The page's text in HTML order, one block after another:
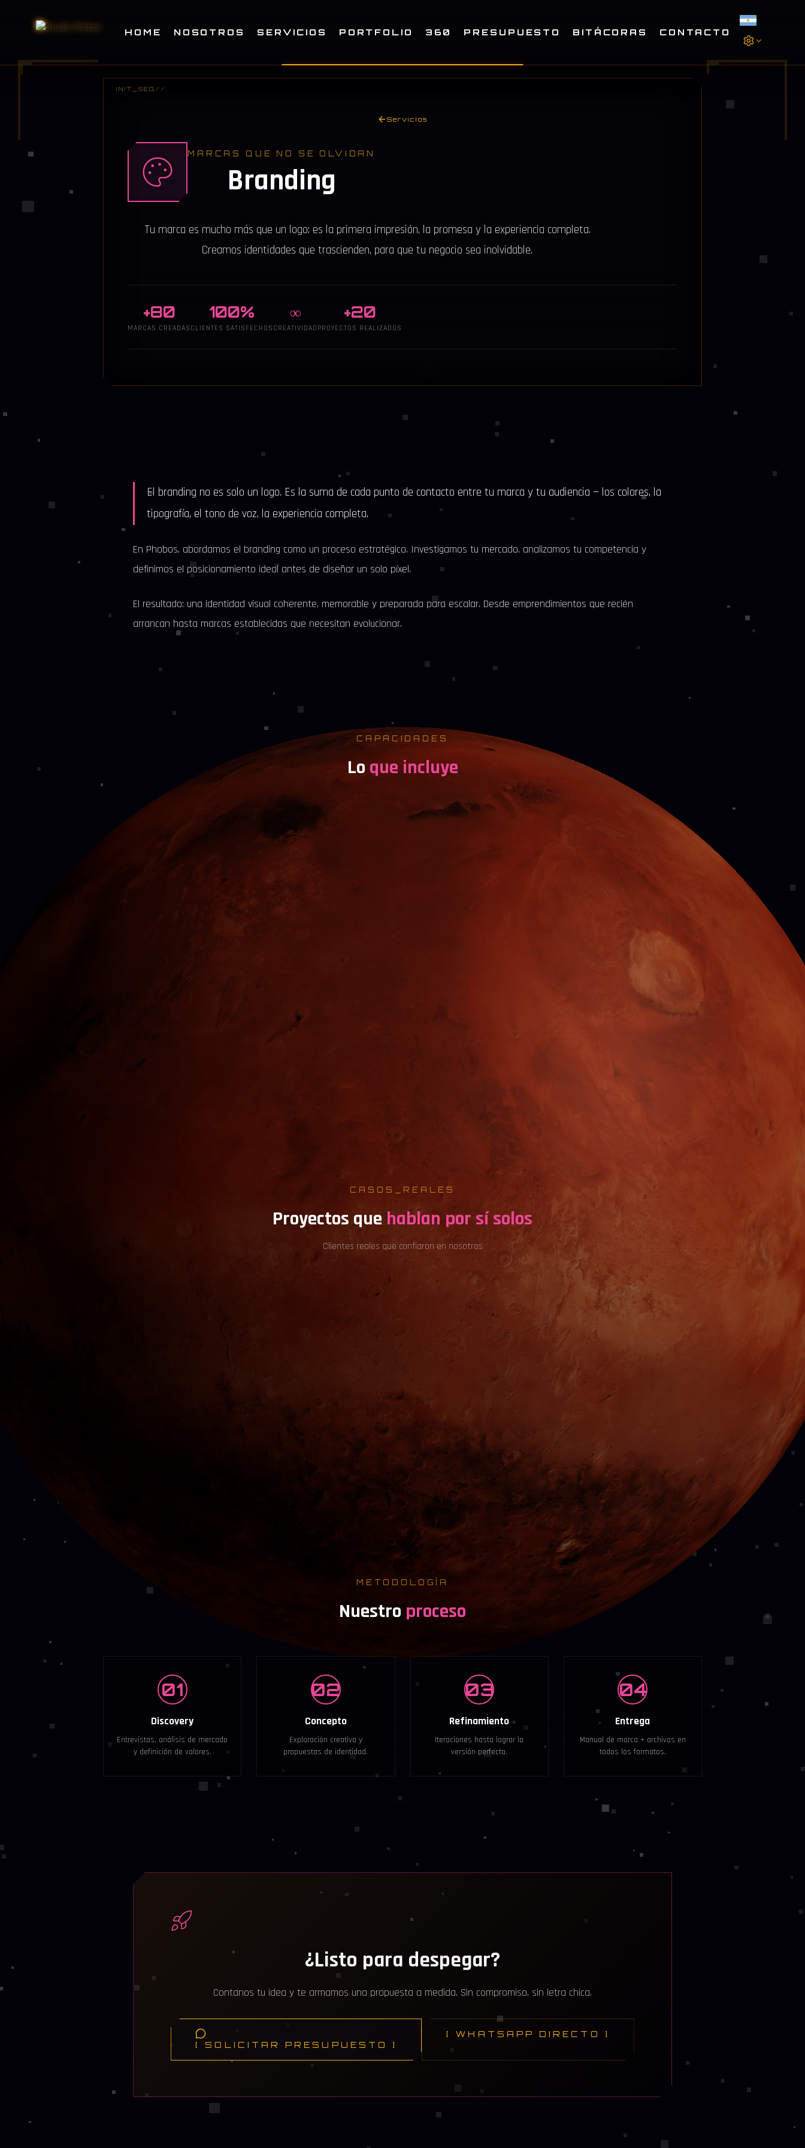
HOME NOSOTROS SERVICIOS PORTFOLIO 360 PRESUPUESTO BITÁCORAS CONTACTO
Servicios
MARCAS QUE NO SE OLVIDAN
Branding
Tu marca es mucho más que un logo: es la primera impresión, la promesa y la experiencia completa.
Creamos identidades que trascienden, para que tu negocio sea inolvidable.
+80
MARCAS CREADAS
100%
CLIENTES SATISFECHOS
∞
CREATIVIDAD
+20
PROYECTOS REALIZADOS
El branding no es solo un logo. Es la suma de cada punto de contacto entre tu marca y tu audiencia — los colores, la
tipografía, el tono de voz, la experiencia completa.
En Phobos, abordamos el branding como un proceso estratégico. Investigamos tu mercado, analizamos tu competencia y
definimos el posicionamiento ideal antes de diseñar un solo píxel.
El resultado: una identidad visual coherente, memorable y preparada para escalar. Desde emprendimientos que recién
arrancan hasta marcas establecidas que necesitan evolucionar.
CAPACIDADES
Lo que incluye
CASOS_REALES
Proyectos que hablan por sí solos
Clientes reales que confiaron en nosotros
WEB BRANDING FOTO WEB BRANDING
METODOLOGÍA
Nuestro proceso
01
Discovery
Entrevistas, análisis de mercado
y definición de valores.
02
Concepto
Exploración creativa y
propuestas de identidad.
03
Refinamiento
Iteraciones hasta lograr la
versión perfecta.
04
Entrega
Manual de marca + archivos en
todos los formatos.
¿Listo para despegar?
Contanos tu idea y te armamos una propuesta a medida. Sin compromiso, sin letra chica.
[ SOLICITAR PRESUPUESTO ]
[ WHATSAPP DIRECTO ]